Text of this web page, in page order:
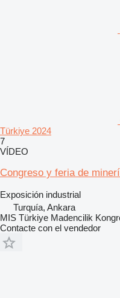
Türkiye 2024
7
VÍDEO
Congreso y feria de
Exposición industrial
Turquía, Ankara
MIS Türkiye Madencilik
Contacte con el vendedor